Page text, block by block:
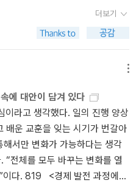
려진다. 이것은 직립 보행 때문
이 필요했던 진화의 역사 중 일
, 아래쪽에서 위쪽으로, 필요한
다. -p230 얼굴, 눈, 입술, 가슴
의한 결과가 아닐까 싶다. 벌써
밌다. 이미 알고 있던 사실들을
들을 알 수 있어 즐거웠다. 좋았
다.
력을 보여준다. 클라크잣까마
에 그중 대부분을 회수한다. -
지만 충분히 신기하고 놀랍진
동물이 인간처럼 말하고 행동하
리틱스>도 읽어보고 싶다. 그리
인간의 마음을 이해하는 데 도
사에서 <오레스테이아 3부작>
새로 번역하여 출간했으니, 참
Theban Plays>는 번역도 좋지
좋겠습니다.그리고 그리스 비
의 <시학>이라 할 수 있는데,
개념으로 그리스 비극을 읽어도
문헌학을 연구한 학자였다. 니
의 탄생>은 쉽게 이해할 텍스
위해 읽어볼 만하므로, 순서상
얘기가 나왔으니, 아리스토텔
나 들추고 진실을 정말 끝까지
명을 벗겨내기 위해 7년 동안
대상은 윌리엄 골딩이 노벨상을
리 (Flies) 일까라고 생각했다.
대왕은 히브리어로 '바알즈붑
거처의 주인(the master of hig
어 부르는 멸칭이다. 바알 (Baa
신인데, 히브리어 'BI (벨, 발)'은
뜻으로 신의 주인, 신 중의 신
의 신이었고, 그래서 유대인들
렀다고 한다. 바알은 신약 시대
더보기
에 대안이 담겨 있다
배운 교훈을 잊는 시기가 번갈아
서만 변화가 가능하다는 생각
“전체를 모두 바꾸는 변화를 열
발전 과정에서